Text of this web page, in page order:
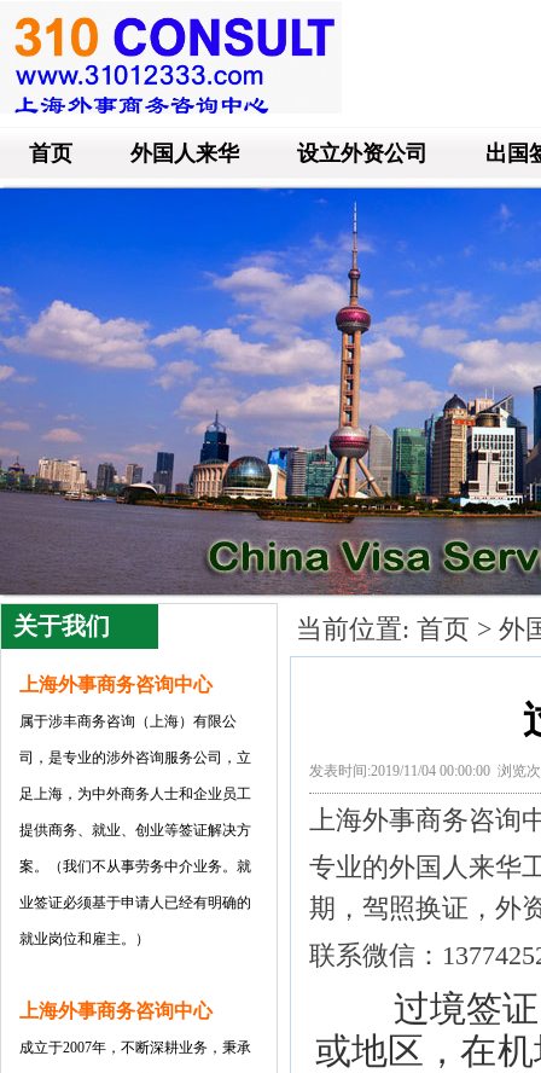
首页 外国人来华 设立外资公司 出国
关于我们
上海外事商务咨询中心
属于涉丰商务咨询（上海）有限公
司 ，是专业的涉外咨询服务公司，立
足上海，为中外商务人士和企业员工
提供商务、就业、创业等签证解决方
案。（我们不从事劳务中介业务。就
业签证必须基于申请人已经有明确的
就业岗位和雇主。）
上海外事商务咨询中心
成立于2007年，不断深耕业务，秉承
当前位置: 首页 > 外
发表时间:2019/11/04 00:00:00 浏览
上海外事商务咨询
专业的外国人来华
期，驾照换证，外
联系微信：
过境签证（
或地区，在